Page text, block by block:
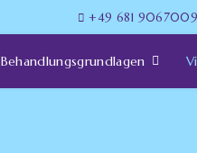
+49 681 9067009
Behandlungsgrundlagen